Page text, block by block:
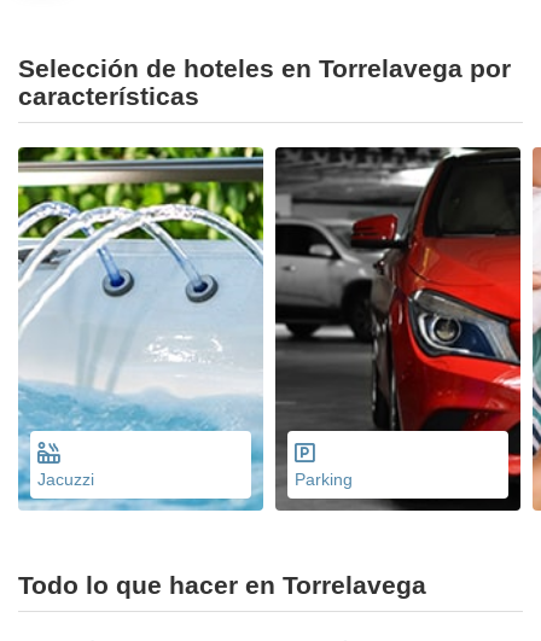
Selección de hoteles en Torrelavega por
características
Jacuzzi Parking
Todo lo que hacer en Torrelavega